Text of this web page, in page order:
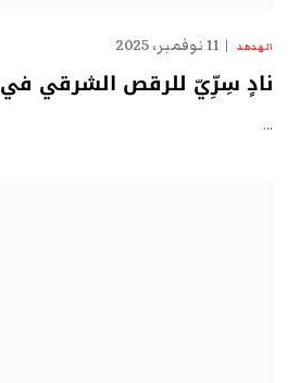
الهدهد 11 نوفمبر، 2025
نادٍ سِرِّيّ للرقص الشرقي
…